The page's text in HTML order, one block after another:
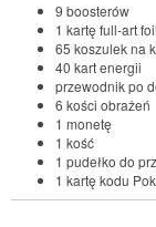
9 boosterów
1 kartę full-art
65 koszulek na
40 kart energii
przewodnik po
6 kości obrażeń
1 monetę
1 kość
1 pudełko do
1 kartę kodu